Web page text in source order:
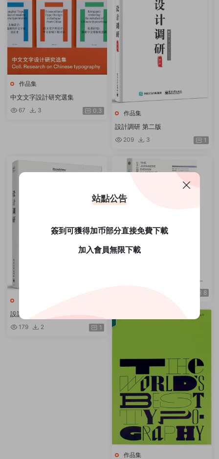
作品集
中文文字設計研究選集
67 3 0.3 作品集
設計調研 第二版
209 3 1
設計調研第一版
179 2 1
日本設計大師研究室：定義當下
の15人，讀專訪＋看作品＋去旅
行，看懂日式美學的漫遊課 / Se
8
作品集
站點公告
簽到可獲得加币部分直接免費下載
加入會員無限下載